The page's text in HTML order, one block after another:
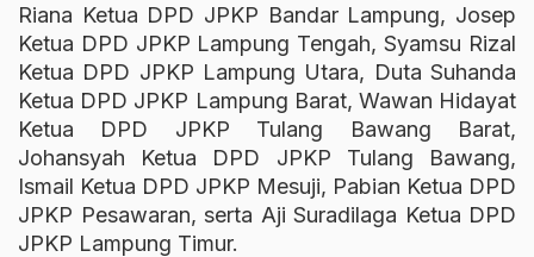
Riana Ketua DPD JPKP Bandar Lampung, Josep
Ketua DPD JPKP Lampung Tengah, Syamsu Rizal
Ketua DPD JPKP Lampung Utara, Duta Suhanda
Ketua DPD JPKP Lampung Barat, Wawan Hidayat
Ketua DPD JPKP Tulang Bawang Barat,
Johansyah Ketua DPD JPKP Tulang Bawang,
Ismail Ketua DPD JPKP Mesuji, Pabian Ketua DPD
JPKP Pesawaran, serta Aji Suradilaga Ketua DPD
JPKP Lampung Timur.